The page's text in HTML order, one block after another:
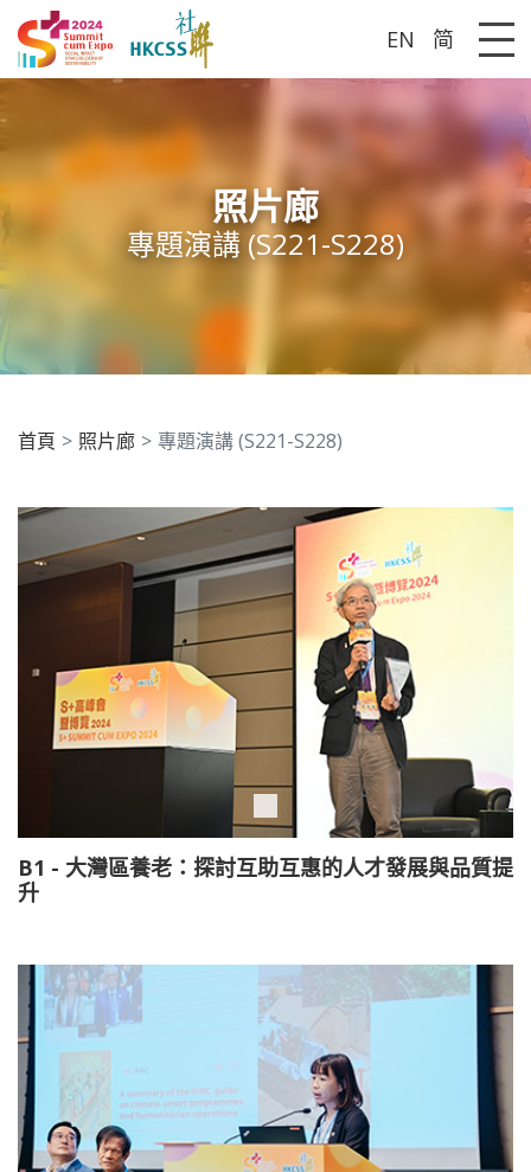
EN 简
照片廊
專題演講 (S221-S228)
首頁 照片廊 專題演講 (S221-S228)
B1 - 大灣區養老：探討互助互惠的人才發展與品質提
升